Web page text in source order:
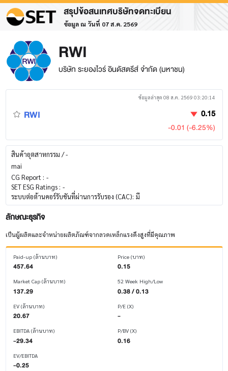
สรุปข้อสนเทศบริษัทจดทะเบียน
ข้อมูล ณ วันที่ 07 ส.ค. 2569
RWI
บริษัท ระยองไวร์ อินดัสตรีส์ จำกัด (มหาชน)
ข้อมูลล่าสุด 08 ส.ค. 2569 03:20:14
RWI 0.15
-0.01 (-6.25%)
สินค้าอุตสาหกรรม / -
mai
CG Report : -
SET ESG Ratings : -
ระบบต่อต้านคอร์รับชันที่ผ่านการรับรอง (CAC): มี
ลักษณะธุรกิจ
เป็นผู้ผลิตและจำหน่ายผลิตภัณฑ์จากลวดเหล็กแรงดึงสูงที่มีคุณภาพ
Paid-up (ล้านบาท)
457.64
Market Cap (ล้านบาท)
137.29
EV (ล้านบาท)
20.67
EBITDA (ล้านบาท)
-29.34
EV/EBITDA
-0.25
Price (บาท)
0.15
52 Week High/Low
0.38 / 0.13
P/E (X)
-
P/BV (X)
0.16